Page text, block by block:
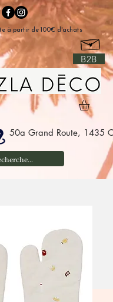
B2B
50a Grand Route, 1435
à partir de 100€ d'achats